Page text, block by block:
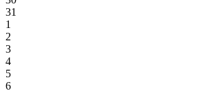
31
1
2
3
4
5
6